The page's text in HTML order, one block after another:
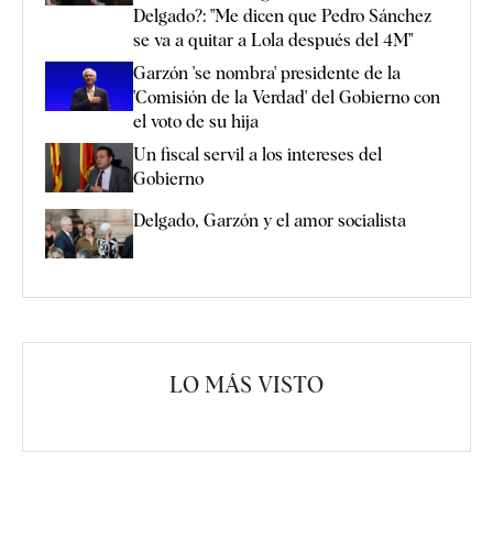
Delgado?: "Me dicen que Pedro Sánchez
se va a quitar a Lola después del 4M"
Garzón 'se nombra' presidente de la
'Comisión de la Verdad' del Gobierno con
el voto de su hija
Un fiscal servil a los intereses del
Gobierno
Delgado, Garzón y el amor socialista
LO MÁS VISTO